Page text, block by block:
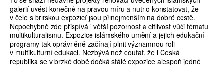
galerií uvést konečně na pravou míru a nutno konstatovat, že
v čele s britskou expozicí jsou přinejmenším na dobré cestě.
Nepochybně zde přispívá i větší pozornost a citlivost vůči tématu
multikulturalismu. Expozice islámského umění a jejich edukační
programy tak oprávněně začínají plnit významnou roli
v multikulturní edukaci. Nezbývá než doufat, že i Česká
republika se v brzké době dočká stálé expozice alespoň jedné